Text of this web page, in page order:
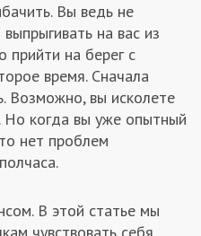
Вы ведь не
на вас из
прийти на берег с
время. Сначала
Возможно, вы исколете
Но когда вы уже опытный
нет проблем
В этой статье мы